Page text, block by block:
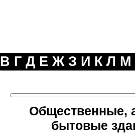
В Г Д Е Ж З И К Л М
Общественные,
бытовые